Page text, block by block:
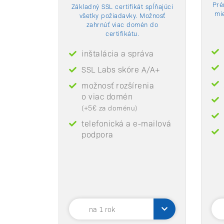
Základný SSL certifikát spĺňajúci
všetky požiadavky. Možnosť
zahrnúť viac domén do
certifikátu.
inštalácia a správa
SSL Labs skóre A/A+
možnosť rozšírenia
o viac domén
(+5€ za doménu)
telefonická a e-mailová
podpora